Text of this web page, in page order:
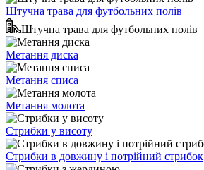
Штучна трава для футбольних полів
Штучна трава для футбольних полів
Метання диска
Метання списа
Метання молота
Стрибки у висоту
Стрибки в довжину і потрійний стрибок